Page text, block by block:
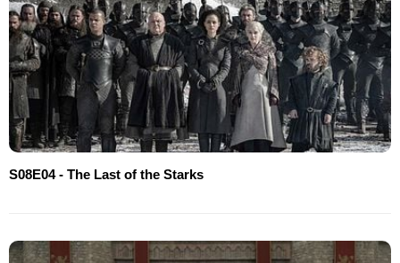
S08E04 - The Last of the Starks